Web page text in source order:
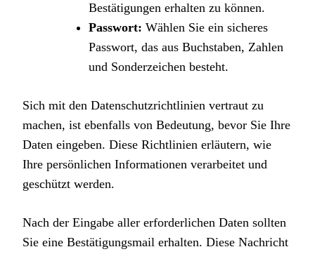
Bestätigungen erhalten zu können.
Passwort: Wählen Sie ein sicheres
Passwort, das aus Buchstaben, Zahlen
und Sonderzeichen besteht.
Sich mit den Datenschutzrichtlinien vertraut zu
machen, ist ebenfalls von Bedeutung, bevor Sie Ihre
Daten eingeben. Diese Richtlinien erläutern, wie
Ihre persönlichen Informationen verarbeitet und
geschützt werden.
Nach der Eingabe aller erforderlichen Daten sollten
Sie eine Bestätigungsmail erhalten. Diese Nachricht